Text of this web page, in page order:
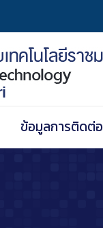
ข้อมูลการติดต่อ